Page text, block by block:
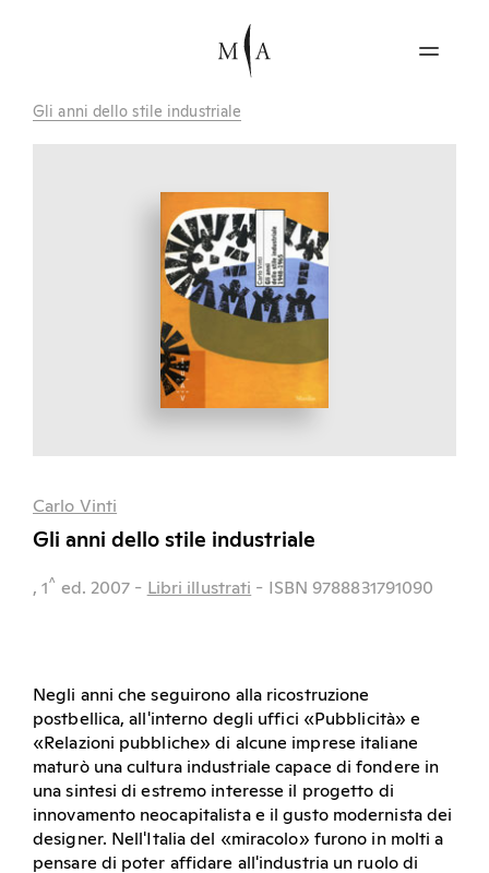
Gli anni dello stile industriale
Carlo Vinti
Gli anni dello stile industriale
, 1^ ed. 2007 - Libri illustrati - ISBN 9788831791090
Negli anni che seguirono alla ricostruzione
postbellica, all'interno degli uffici «Pubblicità» e
«Relazioni pubbliche» di alcune imprese italiane
maturò una cultura industriale capace di fondere in
una sintesi di estremo interesse il progetto di
innovamento neocapitalista e il gusto modernista dei
designer. Nell'Italia del «miracolo» furono in molti a
pensare di poter affidare all'industria un ruolo di